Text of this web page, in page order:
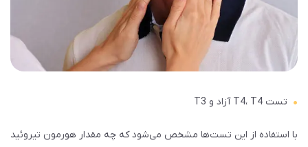
تست T4، T4 آزاد و T3
با استفاده از این تست‌ها مشخص می‌شود که چه مقدار هورمون تیروئید